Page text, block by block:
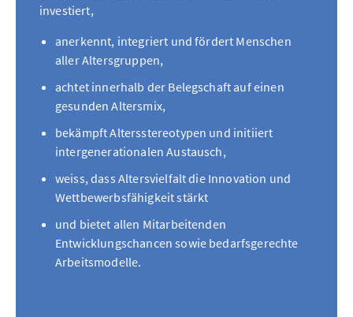
investiert,
anerkennt, integriert und fördert Menschen
aller Altersgruppen,
achtet innerhalb der Belegschaft auf einen
gesunden Altersmix,
bekämpft Altersstereotypen und initiiert
intergenerationalen Austausch,
weiss, dass Altersvielfalt die Innovation und
Wettbewerbsfähigkeit stärkt
und bietet allen Mitarbeitenden
Entwicklungschancen sowie bedarfsgerechte
Arbeitsmodelle.